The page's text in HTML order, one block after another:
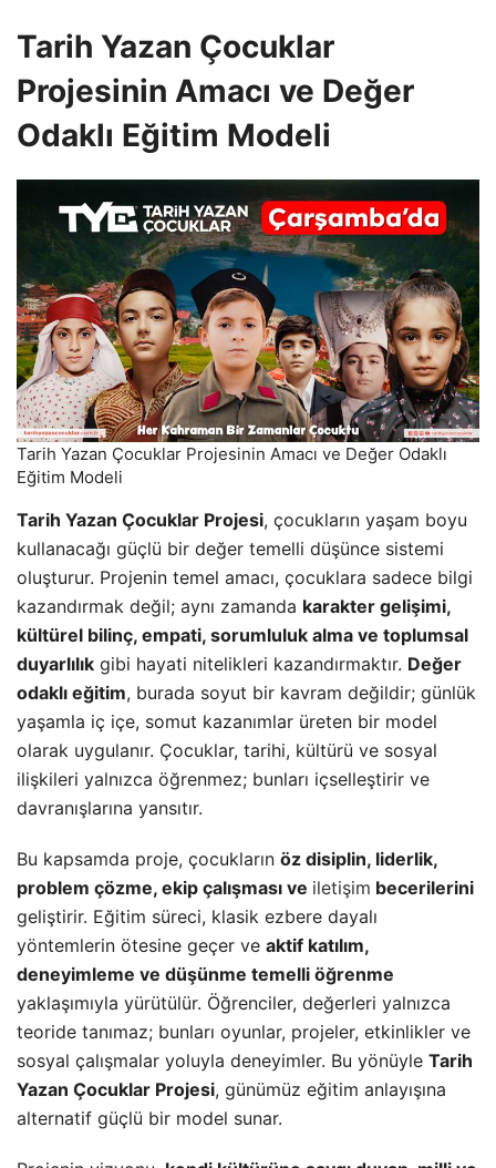
Tarih Yazan Çocuklar
Projesinin Amacı ve Değer
Odaklı Eğitim Modeli
Tarih Yazan Çocuklar Projesinin Amacı ve Değer Odaklı
Eğitim Modeli
Tarih Yazan Çocuklar Projesi, çocukların yaşam boyu
kullanacağı güçlü bir değer temelli düşünce sistemi
oluşturur. Projenin temel amacı, çocuklara sadece bilgi
kazandırmak değil; aynı zamanda karakter gelişimi,
kültürel bilinç, empati, sorumluluk alma ve toplumsal
duyarlılık gibi hayati nitelikleri kazandırmaktır. Değer
odaklı eğitim, burada soyut bir kavram değildir; günlük
yaşamla iç içe, somut kazanımlar üreten bir model
olarak uygulanır. Çocuklar, tarihi, kültürü ve sosyal
ilişkileri yalnızca öğrenmez; bunları içselleştirir ve
davranışlarına yansıtır.
Bu kapsamda proje, çocukların öz disiplin, liderlik,
problem çözme, ekip çalışması ve iletişim becerilerini
geliştirir. Eğitim süreci, klasik ezbere dayalı
yöntemlerin ötesine geçer ve aktif katılım,
deneyimleme ve düşünme temelli öğrenme
yaklaşımıyla yürütülür. Öğrenciler, değerleri yalnızca
teoride tanımaz; bunları oyunlar, projeler, etkinlikler ve
sosyal çalışmalar yoluyla deneyimler. Bu yönüyle Tarih
Yazan Çocuklar Projesi, günümüz eğitim anlayışına
alternatif güçlü bir model sunar.